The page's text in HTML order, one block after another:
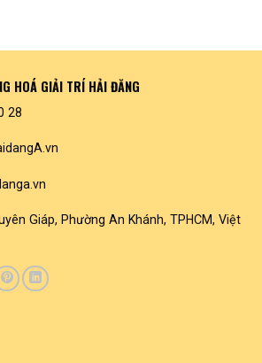
HOÁ GIẢI TRÍ HẢI ĐĂNG
28
Giáp, Phường An Khánh, TPHCM, Việt